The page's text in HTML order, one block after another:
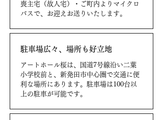
喪主宅（故人宅）・ご町内よりマイクロ
バスで、お迎えお送りいたします。
駐車場広々、場所も好立地
アートホール桜は、国道7号線沿い二葉
小学校前と、新発田市中心圏で交通に便
利な場所にあります。駐車場は100台以
上の駐車が可能です。